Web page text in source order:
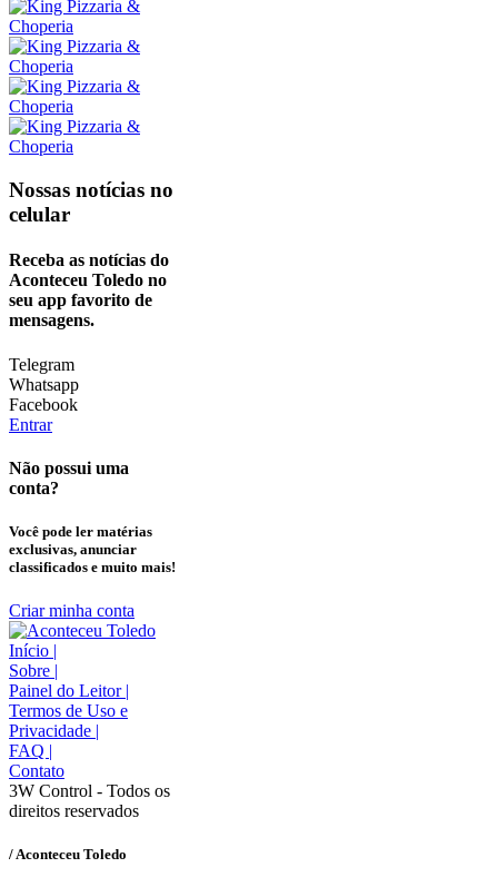
Nossas notícias no
celular
Receba as notícias do
Aconteceu Toledo no
seu app favorito de
mensagens.
Telegram
Whatsapp
Facebook
Entrar
Não possui uma
conta?
Você pode ler matérias
exclusivas, anunciar
classificados e muito mais!
Criar minha conta
Início |
Sobre |
Painel do Leitor |
Termos de Uso e
Privacidade |
FAQ |
Contato
3W Control - Todos os
direitos reservados
/ Aconteceu Toledo